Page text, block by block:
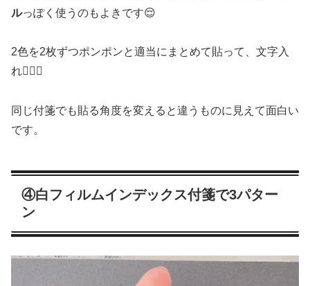
ルっぽく使うのもよきです😌
2色を2枚ずつポンポンと適当にまとめて貼って、文字入
れ🙆🏻‍♀️
同じ付箋でも貼る角度を変えると違うものに見えて面白い
です。
④白フィルムインデックス付箋で3パター
ン